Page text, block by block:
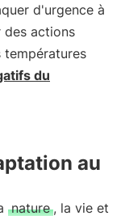
d'urgence à
des actions
températures
du
au
nature , la vie et